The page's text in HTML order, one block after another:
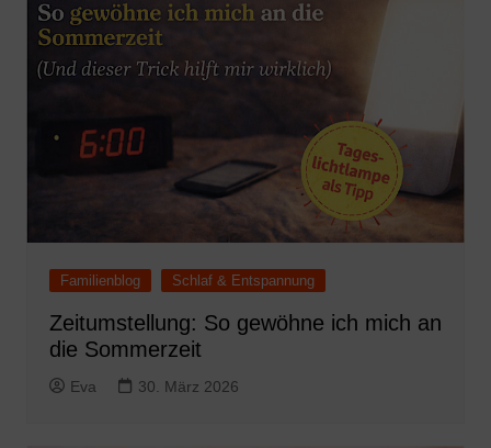
Familienblog Schlaf & Entspannung
Zeitumstellung: So gewöhne ich mich an
die Sommerzeit
Eva 30. März 2026